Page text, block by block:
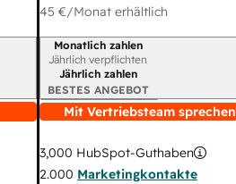
45 €/Monat erhältlich
Abrechnungszeitraum
Monatlich zahlen
Jährlich verpflichten
Jährlich zahlen
BESTES ANGEBOT
Mit Vertriebsteam sprechen
3,000 HubSpot-Guthaben
2.000 Marketingkontakte